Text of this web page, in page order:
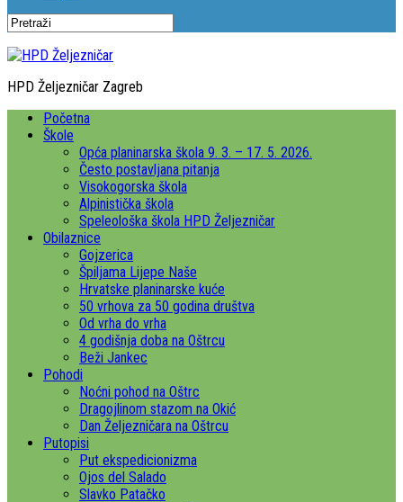
HPD Željezničar Zagreb
Početna
Škole
Opća planinarska škola 9. 3. – 17. 5. 2026.
Često postavljana pitanja
Visokogorska škola
Alpinistička škola
Speleološka škola HPD Željezničar
Obilaznice
Gojzerica
Špiljama Lijepe Naše
Hrvatske planinarske kuće
50 vrhova za 50 godina društva
Od vrha do vrha
4 godišnja doba na Oštrcu
Beži Jankec
Pohodi
Noćni pohod na Oštrc
Dragojlinom stazom na Okić
Dan Željezničara na Oštrcu
Putopisi
Put ekspedicionizma
Ojos del Salado
Slavko Patačko